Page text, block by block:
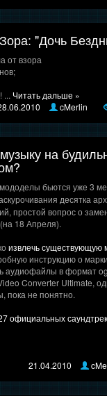
"Дочь
от взора
... Читать дальше »
cMerlin
на
бьются уже 3
десятка
простой вопрос о
18 Апреля).
извлечь существующую
инструкцию о
аудиофайлы в формат
Converter Ultimate,
пока не понятно.
официальных
21.04.2010